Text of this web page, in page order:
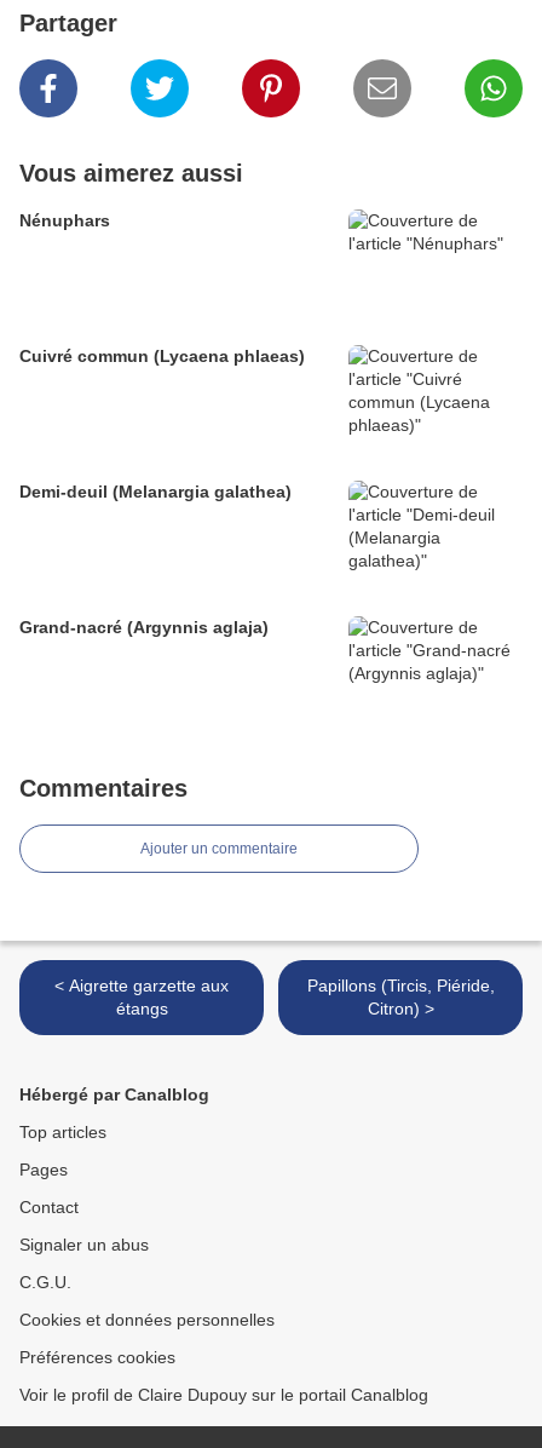
Partager
Vous aimerez aussi
Nénuphars
Cuivré commun (Lycaena phlaeas)
Demi-deuil (Melanargia galathea)
Grand-nacré (Argynnis aglaja)
Commentaires
Ajouter un commentaire
< Aigrette garzette aux
étangs
Papillons (Tircis, Piéride,
Citron) >
Hébergé par Canalblog
Top articles
Pages
Contact
Signaler un abus
C.G.U.
Cookies et données personnelles
Préférences cookies
Voir le profil de Claire Dupouy sur le portail Canalblog